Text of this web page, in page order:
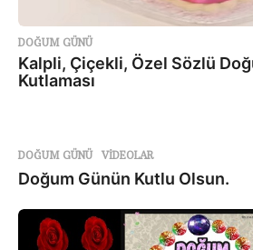
DOĞUM GÜNÜ
Kalpli, Çiçekli, Özel Sözlü
Kutlaması
DOĞUM GÜNÜ ,VIDEOLAR
Doğum Günün Kutlu Olsun.